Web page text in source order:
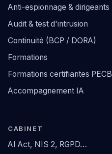
Anti-espionnage & dirigeants
Audit & test d'intrusion
Continuité (BCP / DORA)
Formations
Formations certifiantes PECB
Accompagnement IA
CABINET
AI Act, NIS 2, RGPD…